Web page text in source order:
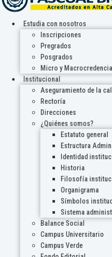
Estudia con nosotros
Inscripciones
Pregrados
Posgrados
Micro y
Institucional
Aseguramiento de la
Rectoría
Direcciones
¿Quiénes somos?
Estatuto general
Estructura
Identidad
Historia
Filosofía
Organigrama
Símbolos
Sistema
Balance Social
Campus Universitario
Campus Verde